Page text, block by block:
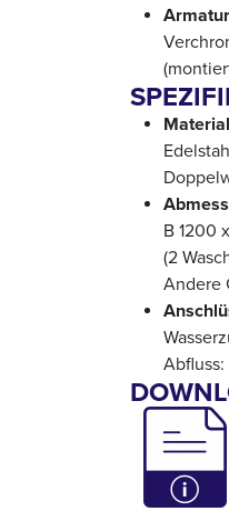
B 1200
(2
Andere